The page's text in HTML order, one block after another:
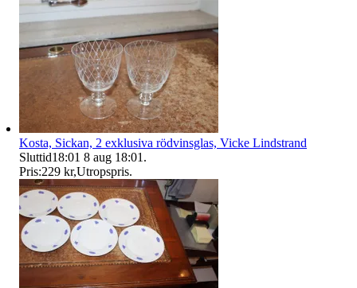
Kosta, Sickan, 2 exklusiva rödvinsglas, Vicke Lindstrand
Sluttid18:01 8 aug 18:01 .
Pris:229 kr,Utropspris.